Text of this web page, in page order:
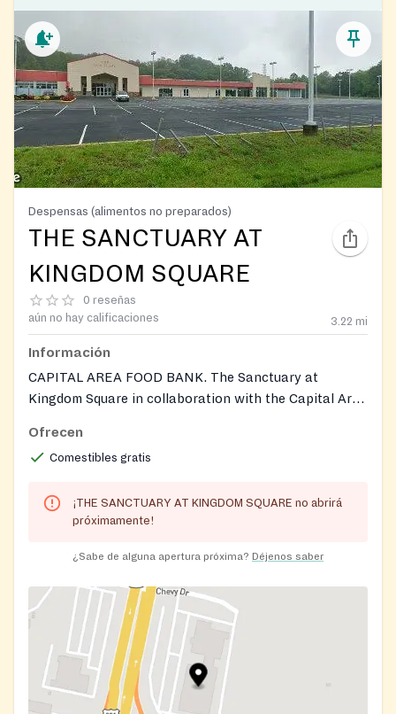
Despensas (alimentos no preparados)
THE SANCTUARY AT
KINGDOM SQUARE
0 reseñas
aún no hay calificaciones
3.22 mi
Información
CAPITAL AREA FOOD BANK. The Sanctuary at
Kingdom Square in collaboration with the Capital Area
information contact Minister Charlene Anderson at
mscharander@gmail.com
Ofrecen
Comestibles gratis
¡THE SANCTUARY AT KINGDOM SQUARE no abrirá
próximamente!
¿Sabe de alguna apertura próxima? Déjenos saber